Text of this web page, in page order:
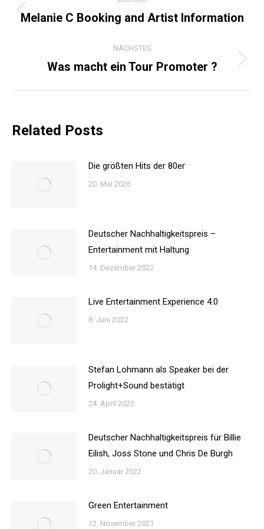
Vorheriger
Melanie C Booking and Artist Information
NÄCHSTES
Nächster
Was macht ein Tour Promoter ?
Related Posts
Die größten Hits der 80er
20. Mai 2026
Deutscher Nachhaltigkeitspreis –
Entertainment mit Haltung
14. Dezember 2022
Live Entertainment Experience 4.0
8. Juni 2022
Stefan Lohmann als Speaker bei der
Prolight+Sound bestätigt
24. April 2022
Deutscher Nachhaltigkeitspreis für Billie
Eilish, Joss Stone und Chris De Burgh
20. Januar 2022
Green Entertainment
12. November 2021